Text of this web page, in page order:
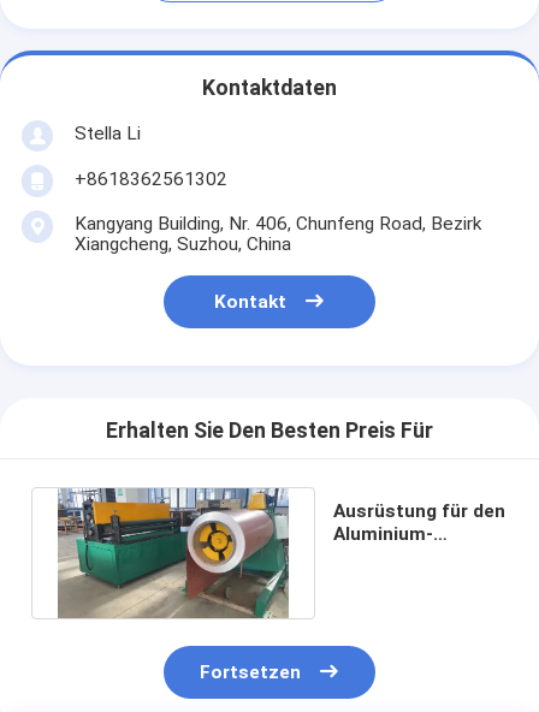
Kontaktdaten
Stella Li
+8618362561302
Kangyang Building, Nr. 406, Chunfeng Road, Bezirk
Xiangcheng, Suzhou, China
Kontakt
Erhalten Sie Den Besten Preis Für
Ausrüstung für den
Aluminium-
Fortsetzen